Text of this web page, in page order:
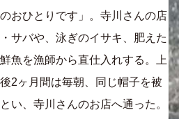
おひとりです」。寺川さんの店
サバや、泳ぎのイサキ、肥えた
魚を漁師から直仕入れする。上
2ヶ月間は毎朝、同じ帽子を被
い、寺川さんのお店へ通った。